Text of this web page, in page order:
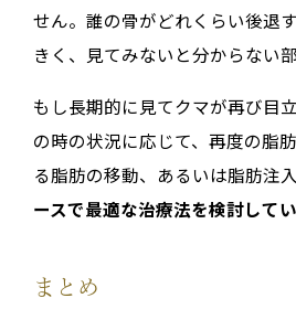
せん。誰の骨がどれくらい後退
きく、見てみないと分からない部
もし長期的に見てクマが再び目
の時の状況に応じて、再度の脂
る脂肪の移動、あるいは脂肪注入
ースで最適な治療法を検討して
まとめ